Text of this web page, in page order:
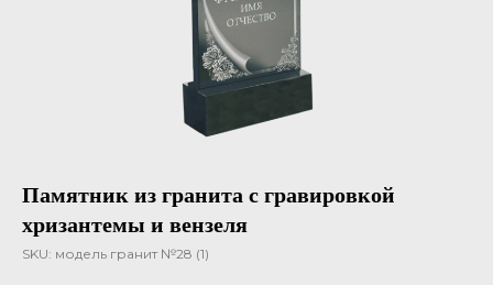
Памятник из гранита с гравировкой
хризантемы и вензеля
SKU: модель гранит №28 (1)